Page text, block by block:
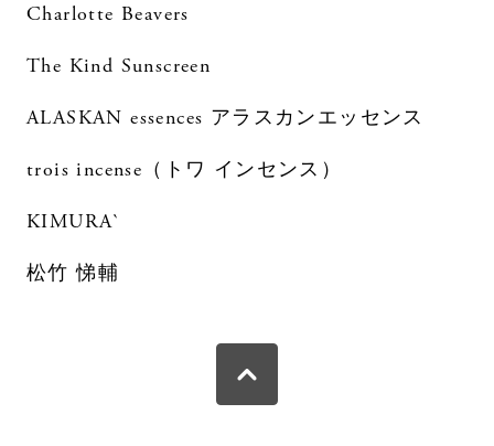
Charlotte Beavers
The Kind Sunscreen
ALASKAN essences アラスカンエッセンス
trois incense（トワ インセンス）
KIMURA`
松竹 悌輔